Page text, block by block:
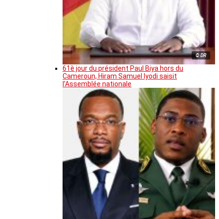
© DR
61è jour du président Paul Biya hors du
Cameroun, Hiram Samuel Iyodi saisit
l’Assemblée nationale